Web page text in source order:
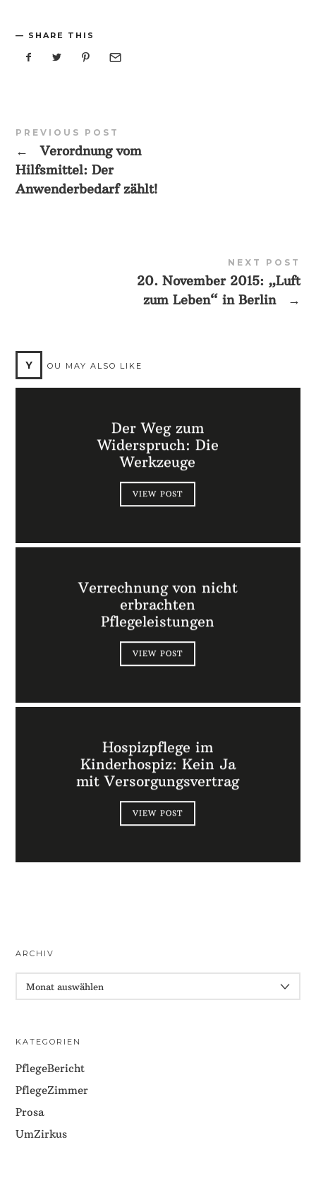
SHARE THIS
PREVIOUS POST
←
Verordnung vom
Hilfsmittel: Der
Anwenderbedarf zählt!
NEXT POST
20. November 2015: „Luft
zum Leben“ in Berlin
→
Y OU MAY ALSO LIKE
Der Weg zum
Widerspruch: Die
Werkzeuge
VIEW POST
Verrechnung von nicht
erbrachten
Pflegeleistungen
VIEW POST
Hospizpflege im
Kinderhospiz: Kein Ja
mit Versorgungsvertrag
VIEW POST
ARCHIV
KATEGORIEN
PflegeBericht
PflegeZimmer
Prosa
UmZirkus